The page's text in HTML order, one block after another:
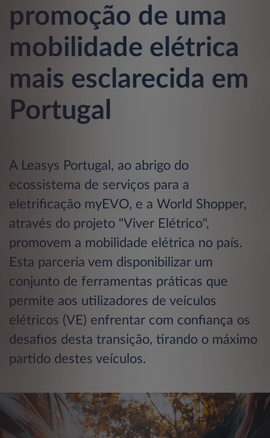
promoção de uma
mobilidade elétrica
mais esclarecida em
Portugal
A Leasys Portugal, ao abrigo do
ecossistema de serviços para a
eletrificação myEVO, e a World Shopper,
através do projeto "Viver Elétrico",
promovem a mobilidade elétrica no país.
Esta parceria vem disponibilizar um
conjunto de ferramentas práticas que
permite aos utilizadores de veículos
elétricos (VE) enfrentar com confiança os
desafios desta transição, tirando o máximo
partido destes veículos.